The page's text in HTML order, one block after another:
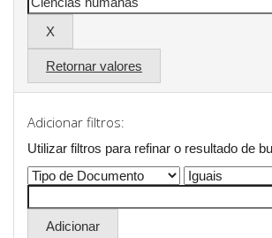
Retornar valores
Adicionar filtros:
Utilizar filtros para refinar o resultado de